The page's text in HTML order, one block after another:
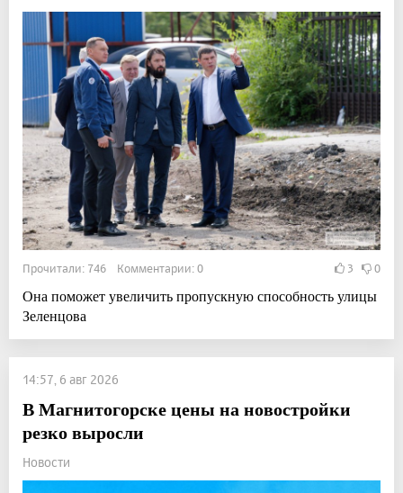
Прочитали: 746 Комментарии: 0 3 0
Она поможет увеличить пропускную способность улицы
Зеленцова
14:57, 6 авг 2026
В Магнитогорске цены на новостройки
резко выросли
Новости